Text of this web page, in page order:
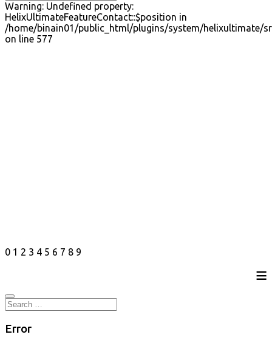
Warning: Undefined property:
HelixUltimateFeatureContact::$position in
/home/binain01/public_html/plugins/system/helixultimate/
on line 577
0 1 2 3 4 5 6 7 8 9
≡
Error